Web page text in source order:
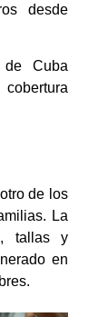
desde
de Cuba
de los
La
tallas y
en